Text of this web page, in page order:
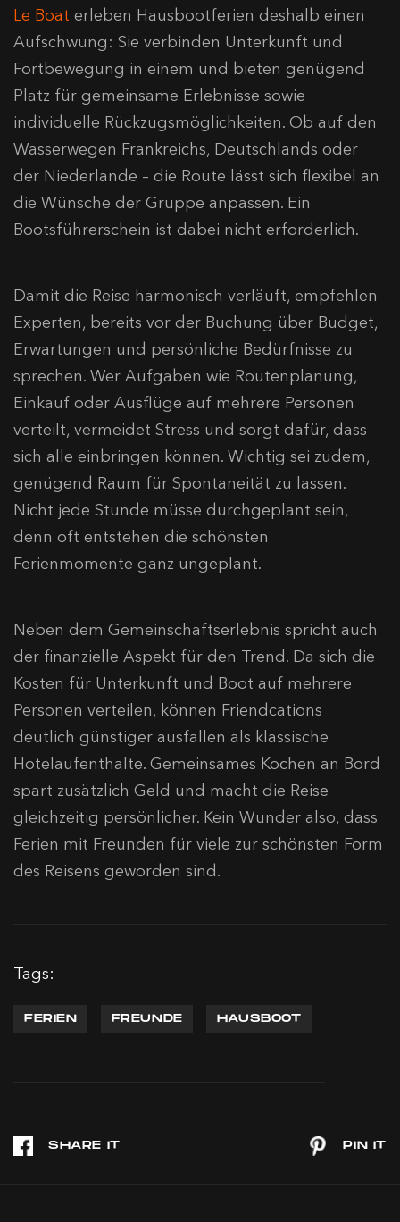
Le Boat erleben Hausbootferien deshalb einen
Aufschwung: Sie verbinden Unterkunft und
Fortbewegung in einem und bieten genügend
Platz für gemeinsame Erlebnisse sowie
individuelle Rückzugsmöglichkeiten. Ob auf den
Wasserwegen Frankreichs, Deutschlands oder
der Niederlande – die Route lässt sich flexibel an
die Wünsche der Gruppe anpassen. Ein
Bootsführerschein ist dabei nicht erforderlich.
Damit die Reise harmonisch verläuft, empfehlen
Experten, bereits vor der Buchung über Budget,
Erwartungen und persönliche Bedürfnisse zu
sprechen. Wer Aufgaben wie Routenplanung,
Einkauf oder Ausflüge auf mehrere Personen
verteilt, vermeidet Stress und sorgt dafür, dass
sich alle einbringen können. Wichtig sei zudem,
genügend Raum für Spontaneität zu lassen.
Nicht jede Stunde müsse durchgeplant sein,
denn oft entstehen die schönsten
Ferienmomente ganz ungeplant.
Neben dem Gemeinschaftserlebnis spricht auch
der finanzielle Aspekt für den Trend. Da sich die
Kosten für Unterkunft und Boot auf mehrere
Personen verteilen, können Friendcations
deutlich günstiger ausfallen als klassische
Hotelaufenthalte. Gemeinsames Kochen an Bord
spart zusätzlich Geld und macht die Reise
gleichzeitig persönlicher. Kein Wunder also, dass
Ferien mit Freunden für viele zur schönsten Form
des Reisens geworden sind.
Tags:
FERIEN FREUNDE HAUSBOOT